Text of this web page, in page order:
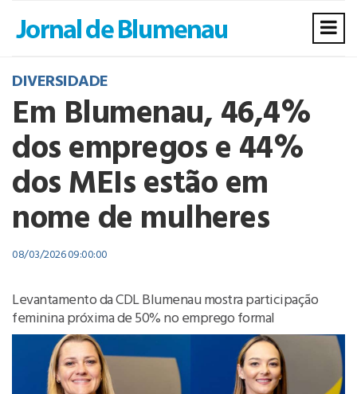
DIVERSIDADE
Em Blumenau, 46,4%
dos empregos e 44%
dos MEIs estão em
nome de mulheres
08/03/2026 09:00:00
Levantamento da CDL Blumenau mostra participação
feminina próxima de 50% no emprego formal